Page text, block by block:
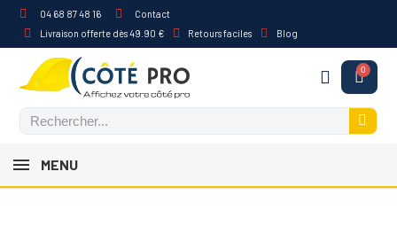
04 68 87 48 16
Contact
Livraison offerte dès 49.90 €
Retours faciles Blog
MENU